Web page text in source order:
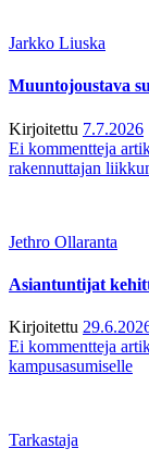
Jarkko Liuska
Muuntojoustava
Kirjoitettu 7.7.2026
Ei kommentteja
rakennuttajan
Jethro Ollaranta
Asiantuntijat
Kirjoitettu
Ei kommentteja
kampusasumiselle
Tarkastaja